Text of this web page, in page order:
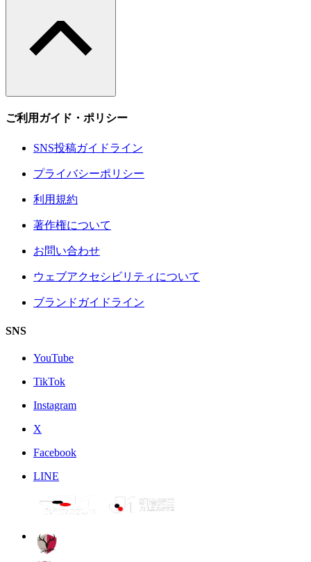
ご利用ガイド・ポリシー
SNS投稿ガイドライン
プライバシーポリシー
利用規約
著作権について
お問い合わせ
ウェブアクセシビリティについて
ブランドガイドライン
SNS
YouTube
TikTok
Instagram
X
Facebook
LINE